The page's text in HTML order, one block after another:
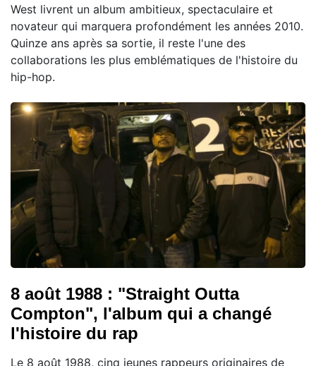
West livrent un album ambitieux, spectaculaire et
novateur qui marquera profondément les années 2010.
Quinze ans après sa sortie, il reste l'une des
collaborations les plus emblématiques de l'histoire du
hip-hop.
8 août 1988 : "Straight Outta
Compton", l'album qui a changé
l'histoire du rap
Le 8 août 1988, cinq jeunes rappeurs originaires de